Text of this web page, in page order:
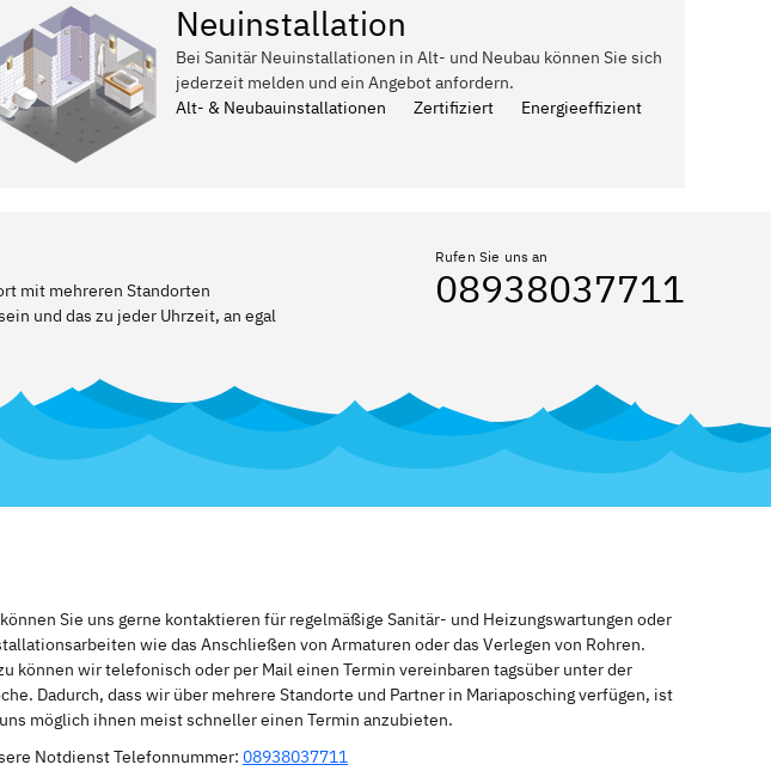
Neuinstallation
Bei Sanitär Neuinstallationen in Alt- und Neubau können Sie sich
jederzeit melden und ein Angebot anfordern.
Alt- & Neubauinstallationen
Zertifiziert Energieeffizient
mit mehreren Standorten
und das zu jeder Uhrzeit, an egal
Rufen Sie uns an
08938037711
Sie uns gerne kontaktieren für regelmäßige Sanitär- und Heizungswartungen oder
wie das Anschließen von Armaturen oder das Verlegen von Rohren.
können wir telefonisch oder per Mail einen Termin vereinbaren tagsüber unter der
Dadurch, dass wir über mehrere Standorte und Partner in Mariaposching verfügen, ist
möglich ihnen meist schneller einen Termin anzubieten.
Notdienst Telefonnummer: 08938037711